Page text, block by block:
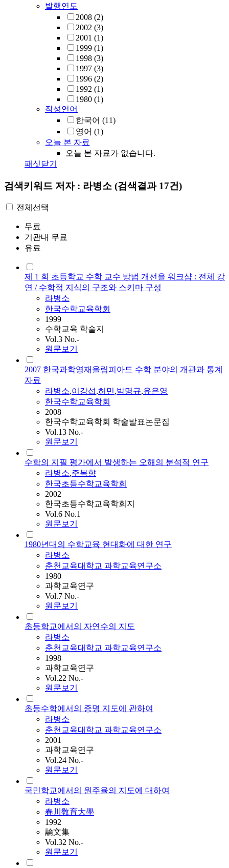
발행연도
2008 (2)
2002 (3)
2001 (1)
1999 (1)
1998 (3)
1997 (3)
1996 (2)
1992 (1)
1980 (1)
작성언어
한국어 (11)
영어 (1)
오늘 본 자료
오늘 본 자료가 없습니다.
패싯닫기
검색키워드 저자 : 라병소 (검색결과 17건)
전체선택
무료
기관내 무료
유료
제 1 회 초등학교 수학 교수 방법 개선을 워크샵 : 전체 강
연 / 수학적 지식의 구조와 스키마 구성
라병소
한국수학교육학회
1999
수학교육 학술지
Vol.3 No.-
원문보기
2007 한국과학영재올림피아드 수학 분야의 개관과 통계
자료
라병소,이강섭,허민,박명규,유은영
한국수학교육학회
2008
한국수학교육학회 학술발표논문집
Vol.13 No.-
원문보기
수학의 지필 평가에서 발생하는 오해의 분석적 연구
라병소,주복향
한국초등수학교육학회
2002
한국초등수학교육학회지
Vol.6 No.1
원문보기
1980년대의 수학교육 현대화에 대한 연구
라병소
춘천교육대학교 과학교육연구소
1980
과학교육연구
Vol.7 No.-
원문보기
초등학교에서의 자연수의 지도
라병소
춘천교육대학교 과학교육연구소
1998
과학교육연구
Vol.22 No.-
원문보기
초등수학에서의 증명 지도에 관하여
라병소
춘천교육대학교 과학교육연구소
2001
과학교육연구
Vol.24 No.-
원문보기
국민학교에서의 원주율의 지도에 대하여
라병소
春川敎育大學
1992
論文集
Vol.32 No.-
원문보기